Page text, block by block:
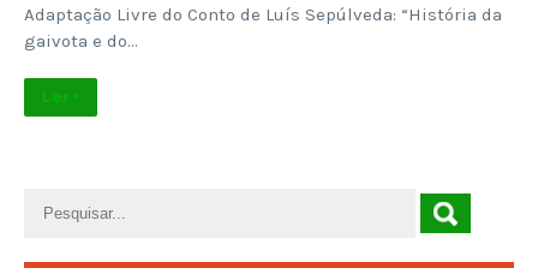
Adaptação Livre do Conto de Luís Sepúlveda: “História da
gaivota e do…
Ler +